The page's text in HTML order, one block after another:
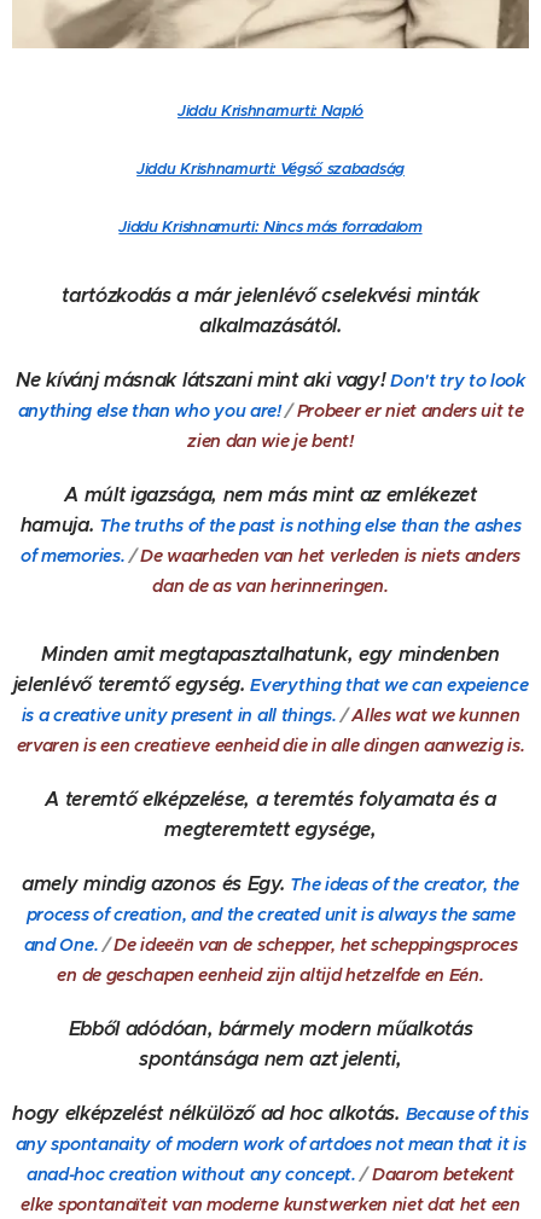
Jiddu Krishnamurti: Napló
Jiddu Krishnamurti: Végső szabadság
Jiddu Krishnamurti: Nincs más forradalom
tartózkodás a már jelenlévő cselekvési minták
alkalmazásától.
Ne kívánj másnak látszani mint aki vagy! Don't try to look
anything else than who you are!/Probeer er niet anders uit te
zien dan wie je bent!
A múlt igazsága, nem más mint az emlékezet
hamuja. The truths of the past is nothing else than the ashes
of memories. /De waarheden van het verleden is niets anders
dan de as van herinneringen.
Minden amit megtapasztalhatunk, egy mindenben
jelenlévő teremtő egység.Everything that we can expeience
is a creative unity present in all things. / Alles wat we kunnen
ervaren is een creatieve eenheid die in alle dingen aanwezig is.
A teremtő elképzelése, a teremtés folyamata és a
megteremtett egysége,
amely mindig azonos és Egy. The ideas of the creator, the
process of creation, and the created unit is always the same
and One. /De ideeën van de schepper, het scheppingsproces
en de geschapen eenheid zijn altijd hetzelfde en Eén.
Ebből adódóan, bármely modern műalkotás
spontánsága nem azt jelenti,
hogy elképzelést nélkülöző ad hoc alkotás. Because of this
any spontanaity of modern work of artdoes not mean that it is
anad-hoc creation without any concept./Daarom betekent
elke spontanaïteit van moderne kunstwerken niet dat het een